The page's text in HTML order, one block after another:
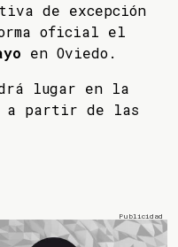
de excepción
oficial el
en Oviedo.
lugar en la
a partir de las